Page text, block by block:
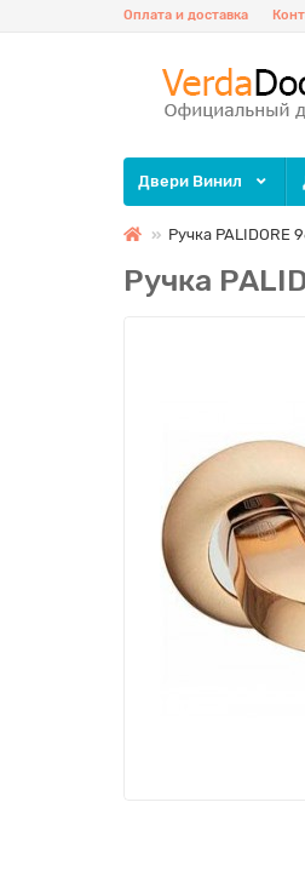
Оплата и доставка
Двери Винил
Ручка PALIDORE
Ручка